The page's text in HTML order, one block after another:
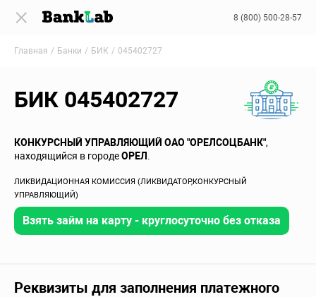
8 (800) 500-28-57
Главная Банки БИК 045402727
БИК 045402727
КОНКУРСНЫЙ УПРАВЛЯЮЩИЙ ОАО "ОРЕЛСОЦБАНК",
находящийся в городеОРЕЛ
ЛИКВИДАЦИОННАЯ КОМИССИЯ (ЛИКВИДАТОР,КОНКУРСНЫЙ
УПРАВЛЯЮЩИЙ)
Взять займ на карту - круглосуточно без отказа
Реквизиты для заполнения платежного